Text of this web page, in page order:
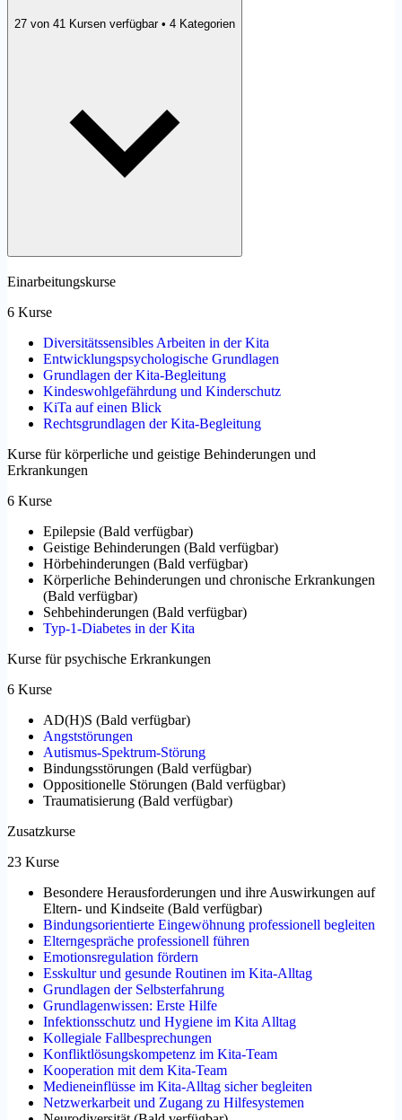
27 von 41 Kursen verfügbar • 4 Kategorien
Einarbeitungskurse
6 Kurse
Diversitätssensibles Arbeiten in der Kita
Entwicklungspsychologische Grundlagen
Grundlagen der Kita-Begleitung
Kindeswohlgefährdung und Kinderschutz
KiTa auf einen Blick
Rechtsgrundlagen der Kita-Begleitung
Kurse für körperliche und geistige Behinderungen und
Erkrankungen
6 Kurse
Epilepsie (Bald verfügbar)
Geistige Behinderungen (Bald verfügbar)
Hörbehinderungen (Bald verfügbar)
Körperliche Behinderungen und chronische Erkrankungen
(Bald verfügbar)
Sehbehinderungen (Bald verfügbar)
Typ-1-Diabetes in der Kita
Kurse für psychische Erkrankungen
6 Kurse
AD(H)S (Bald verfügbar)
Angststörungen
Autismus-Spektrum-Störung
Bindungsstörungen (Bald verfügbar)
Oppositionelle Störungen (Bald verfügbar)
Traumatisierung (Bald verfügbar)
Zusatzkurse
23 Kurse
Besondere Herausforderungen und ihre Auswirkungen auf
Eltern- und Kindseite (Bald verfügbar)
Bindungsorientierte Eingewöhnung professionell begleiten
Elterngespräche professionell führen
Emotionsregulation fördern
Esskultur und gesunde Routinen im Kita-Alltag
Grundlagen der Selbsterfahrung
Grundlagenwissen: Erste Hilfe
Infektionsschutz und Hygiene im Kita Alltag
Kollegiale Fallbesprechungen
Konfliktlösungskompetenz im Kita-Team
Kooperation mit dem Kita-Team
Medieneinflüsse im Kita-Alltag sicher begleiten
Netzwerkarbeit und Zugang zu Hilfesystemen